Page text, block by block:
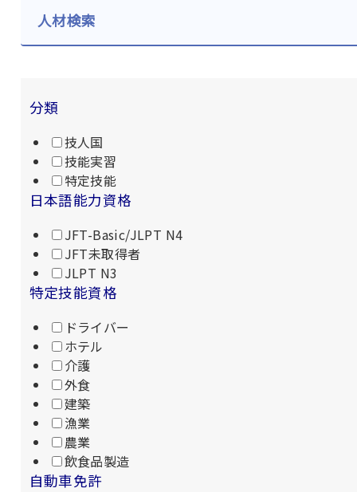
人材検索
分類
技人国
技能実習
特定技能
日本語能力資格
JFT-Basic/JLPT N4
JFT未取得者
JLPT N3
特定技能資格
ドライバー
ホテル
介護
外食
建築
漁業
農業
飲食品製造
自動車免許